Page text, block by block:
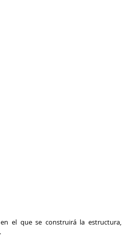
el que se construirá la estructura,